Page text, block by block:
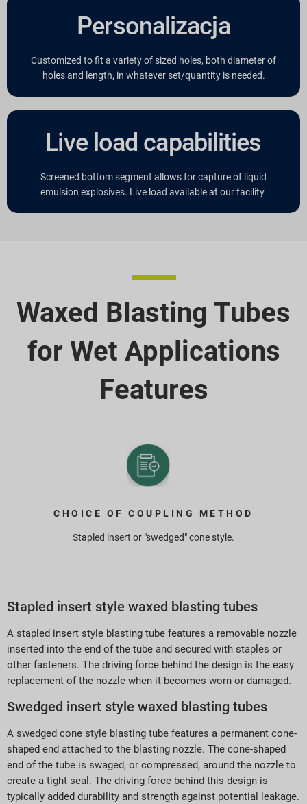
Personalizacja
Customized to fit a variety of sized holes, both diameter of
holes and length, in whatever set/quantity is needed.
Live load capabilities
Screened bottom segment allows for capture of liquid
emulsion explosives. Live load available at our facility.
Waxed Blasting Tubes
for Wet Applications
Features
CHOICE OF COUPLING METHOD
Stapled insert or "swedged" cone style.
Stapled insert style waxed blasting tubes
A stapled insert style blasting tube features a removable nozzle
inserted into the end of the tube and secured with staples or
other fasteners. The driving force behind the design is the easy
replacement of the nozzle when it becomes worn or damaged.
Swedged insert style waxed blasting tubes
A swedged cone style blasting tube features a permanent cone-
shaped end attached to the blasting nozzle. The cone-shaped
end of the tube is swaged, or compressed, around the nozzle to
create a tight seal. The driving force behind this design is
typically added durability and strength against potential leakage.